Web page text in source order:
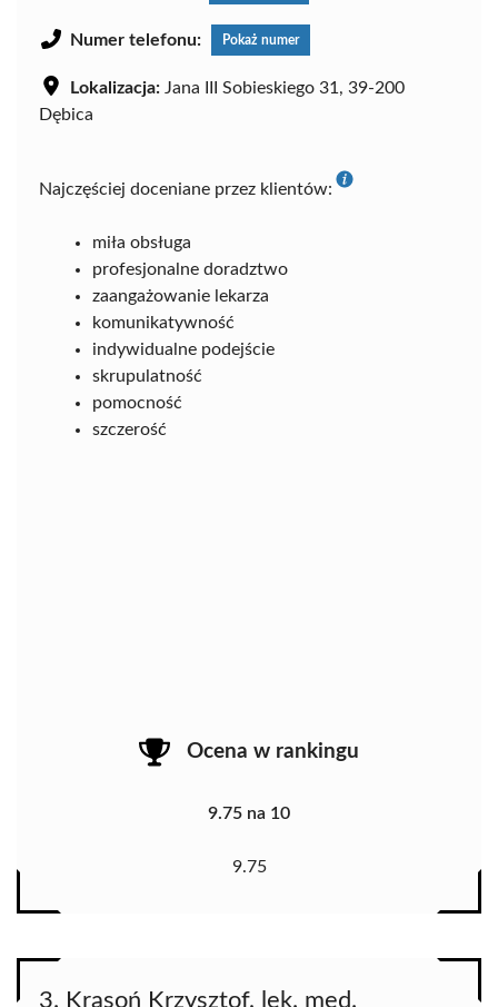
Numer telefonu: Pokaż numer
Lokalizacja: Jana III Sobieskiego 31, 39-200
Dębica
Najczęściej doceniane przez klientów:
miła obsługa
profesjonalne doradztwo
zaangażowanie lekarza
komunikatywność
indywidualne podejście
skrupulatność
pomocność
szczerość
Ocena w rankingu
9.75 na 10
9.75
3. Krasoń Krzysztof, lek. med.